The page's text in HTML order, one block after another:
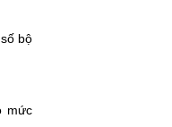
bộ
mức